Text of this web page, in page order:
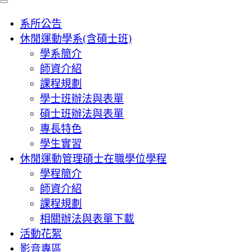
系所公告
休閒運動學系(含碩士班)
學系簡介
師資介紹
課程規劃
學士班辦法與表單
碩士班辦法與表單
專長特色
學生實習
休閒運動管理碩士在職學位學程
學程簡介
師資介紹
課程規劃
相關辦法與表單下載
活動花絮
影音專區